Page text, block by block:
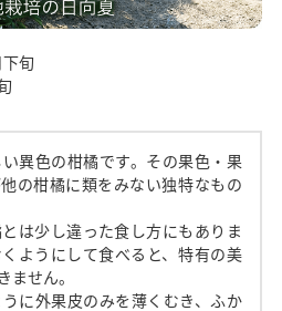
旬
異色の柑橘です。その果色・果
の柑橘に類をみない独特なもの
は少し違った食し方にもありま
ようにして食べると、特有の美
ません。
に外果皮のみを薄くむき、ふか